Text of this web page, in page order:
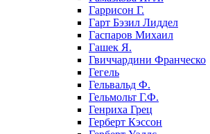
Гаррисон Г.
Гарт Бэзил Лиддел
Гаспаров Михаил
Гашек Я.
Гвиччардини Франческо
Гегель
Гельвальд Ф.
Гельмольт Г.Ф.
Генриха Грец
Герберт Кэссон